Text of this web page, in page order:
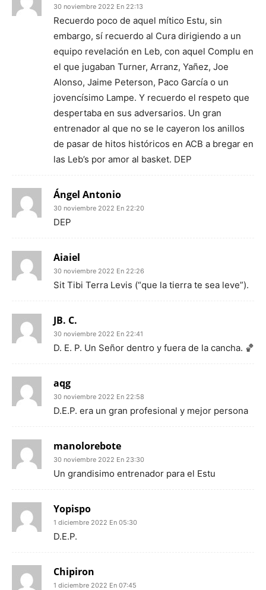
30 noviembre 2022 En 22:13
Recuerdo poco de aquel mítico Estu, sin
embargo, sí recuerdo al Cura dirigiendo a un
equipo revelación en Leb, con aquel Complu en
el que jugaban Turner, Arranz, Yañez, Joe
Alonso, Jaime Peterson, Paco García o un
jovencísimo Lampe. Y recuerdo el respeto que
despertaba en sus adversarios. Un gran
entrenador al que no se le cayeron los anillos
de pasar de hitos históricos en ACB a bregar en
las Leb’s por amor al basket. DEP
Ángel Antonio
30 noviembre 2022 En 22:20
DEP
Aiaiel
30 noviembre 2022 En 22:26
Sit Tibi Terra Levis (“que la tierra te sea leve”).
JB. C.
30 noviembre 2022 En 22:41
D. E. P. Un Señor dentro y fuera de la cancha. 🏀
aqg
30 noviembre 2022 En 22:58
D.E.P. era un gran profesional y mejor persona
manolorebote
30 noviembre 2022 En 23:30
Un grandisimo entrenador para el Estu
Yopispo
1 diciembre 2022 En 05:30
D.E.P.
Chipiron
1 diciembre 2022 En 07:45